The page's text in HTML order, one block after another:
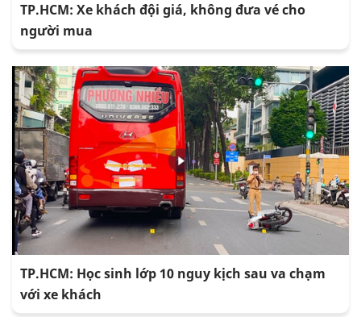
TP.HCM: Xe khách đội giá, không đưa vé cho
người mua
TP.HCM: Học sinh lớp 10 nguy kịch sau va chạm
với xe khách